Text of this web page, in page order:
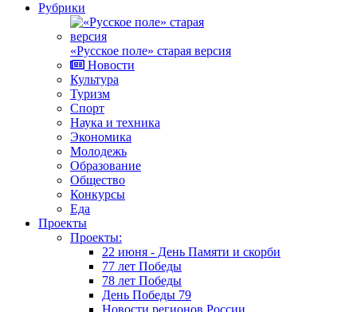
Рубрики
«Русское поле» старая версия
Новости
Культура
Туризм
Спорт
Наука и техника
Экономика
Молодежь
Образование
Общество
Конкурсы
Еда
Проекты
Проекты:
22 июня - День Памяти и скорби
77 лет Победы
78 лет Победы
День Победы 79
Новости регионов России